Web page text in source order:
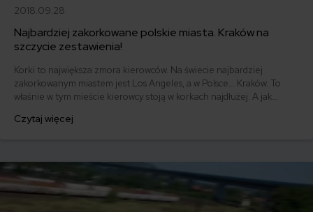
2018.09.28
Najbardziej zakorkowane polskie miasta. Kraków na
szczycie zestawienia!
Korki to największa zmora kierowców. Na świecie najbardziej
zakorkowanym miastem jest Los Angeles, a w Polsce... Kraków. To
właśnie w tym mieście kierowcy stoją w korkach najdłużej. A jak
drogowych? Przyjrzyjmy się temu bliżej.
Czytaj więcej